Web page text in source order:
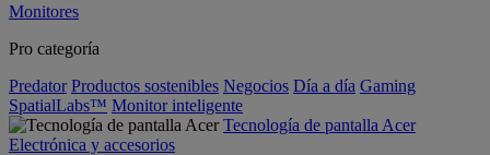
Monitores
Pro categoría
Predator Productos sostenibles Negocios Día a día Gaming
SpatialLabs™ Monitor inteligente
Tecnología de pantalla Acer
Electrónica y accesorios